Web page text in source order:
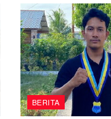
BERITA